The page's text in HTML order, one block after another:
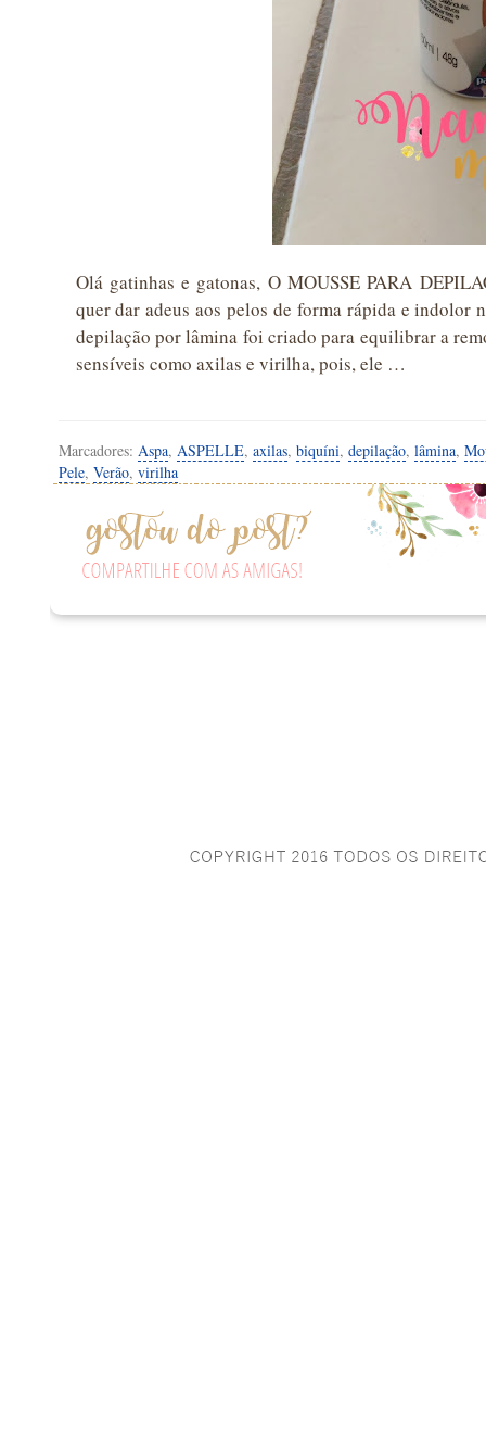
Olá gatinhas e gatonas, O MOUSSE PARA
quer dar adeus aos pelos de forma rápida e indolor
depilação por lâmina foi criado para equilibrar a
sensíveis como axilas e virilha, pois, ele …
Marcadores: Aspa, ASPELLE, axilas, biquíni, depilação, lâmina,
Pele, Verão, virilha